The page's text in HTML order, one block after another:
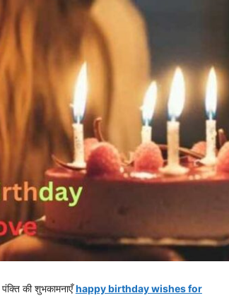
की शुभकामनाएँhappy birthday wishes for